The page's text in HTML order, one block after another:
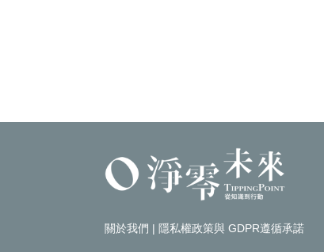
關於我們 | 隱私權政策與 GDPR遵循承諾